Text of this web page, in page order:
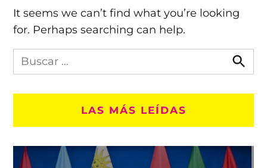
It seems we can’t find what you’re looking
for. Perhaps searching can help.
Busca
en
LAS MÁS LEÍDAS